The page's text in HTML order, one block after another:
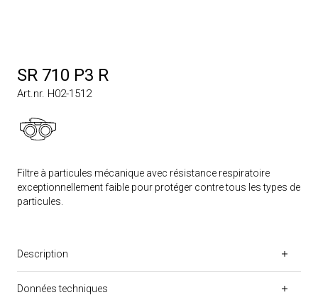
SR 710 P3 R
Art.nr. H02-1512
Filtre à particules mécanique avec résistance respiratoire
exceptionnellement faible pour protéger contre tous les types de
particules.
Description
Données techniques